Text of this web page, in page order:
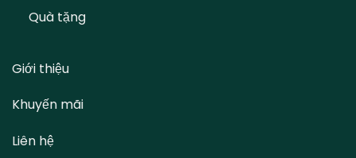
Quà tặng
Giới thiệu
Khuyến mãi
Liên hệ